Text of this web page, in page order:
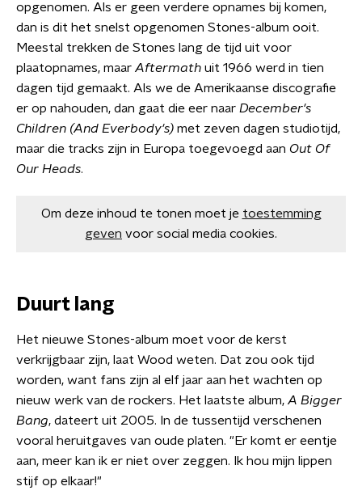
opgenomen. Als er geen verdere opnames bij komen,
dan is dit het snelst opgenomen Stones-album ooit.
Meestal trekken de Stones lang de tijd uit voor
plaatopnames, maar Aftermath uit 1966 werd in tien
dagen tijd gemaakt. Als we de Amerikaanse discografie
er op nahouden, dan gaat die eer naar December's
Children (And Everbody's) met zeven dagen studiotijd,
maar die tracks zijn in Europa toegevoegd aan Out Of
Our Heads.
Om deze inhoud te tonen moet je toestemming
geven voor social media cookies.
Duurt lang
Het nieuwe Stones-album moet voor de kerst
verkrijgbaar zijn, laat Wood weten. Dat zou ook tijd
worden, want fans zijn al elf jaar aan het wachten op
nieuw werk van de rockers. Het laatste album, A Bigger
Bang, dateert uit 2005. In de tussentijd verschenen
vooral heruitgaves van oude platen. "Er komt er eentje
aan, meer kan ik er niet over zeggen. Ik hou mijn lippen
stijf op elkaar!"